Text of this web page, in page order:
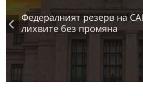
Федералният резерв на
лихвите без промяна